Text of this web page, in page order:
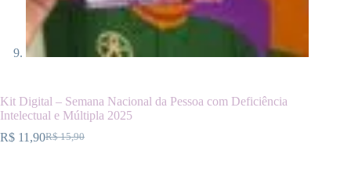
Kit Digital – Semana Nacional da Pessoa com Deficiência
Intelectual e Múltipla 2025
R$15,90
O
R$ 11,90O